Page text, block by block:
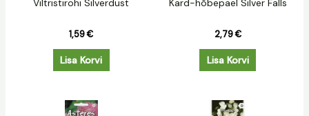
Viltristirohi Silverdust
1,59€
Lisa Korvi
Kard-hõbepael Silver Falls
2,79€
Lisa Korvi